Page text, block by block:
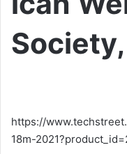
https://
18m-